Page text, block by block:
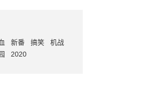
新番 搞笑
机战
2020